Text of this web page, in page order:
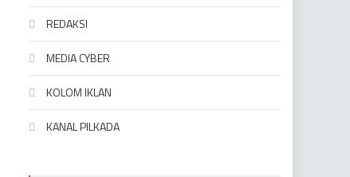
REDAKSI
MEDIA CYBER
KOLOM IKLAN
KANAL PILKADA